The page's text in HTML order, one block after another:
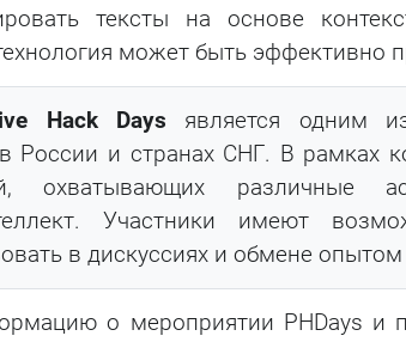
тексты на основе
может быть эффективно
Hack Days является одним
России и странах СНГ. В рамках
охватывающих различные
Участники имеют
в дискуссиях и обмене
о мероприятии PHDays и